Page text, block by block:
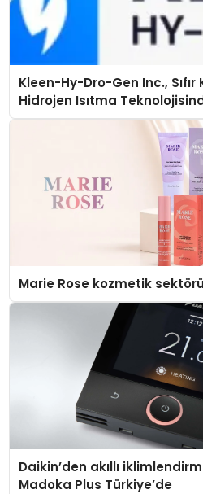
Kleen-Hy-Dro-Gen Inc.,
Hidrojen Isıtma
Düzenleyici Onaylarını Aldı
Marie Rose kozmetik
Daikin’den akıllı
Madoka Plus Türkiye’de